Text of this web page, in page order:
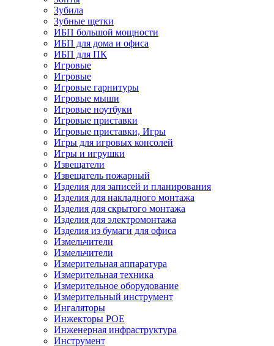
Зубила
Зубные щетки
ИБП большой мощности
ИБП для дома и офиса
ИБП для ПК
Игровые
Игровые
Игровые гарнитуры
Игровые мыши
Игровые ноутбуки
Игровые приставки
Игровые приставки, Игры
Игры для игровых консолей
Игры и игрушки
Извещатели
Извещатель пожарный
Изделия для записей и планирования
Изделия для накладного монтажа
Изделия для скрытого монтажа
Изделия для электромонтажа
Изделия из бумаги для офиса
Измельчители
Измельчители
Измерительная аппаратура
Измерительная техника
Измерительное оборудование
Измерительный инструмент
Ингаляторы
Инжекторы POE
Инженерная инфраструктура
Инструмент